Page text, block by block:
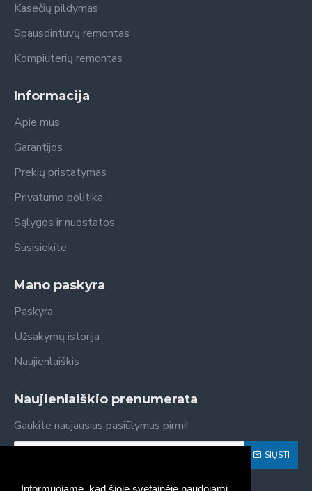
Kasečių pildymas
Spausdintuvų remontas
Kompiuterių remontas
Informacija
Apie mus
Garantijos
Prekių pristatymas
Privatumo politika
Sąlygos ir nuostatos
Susisiekite
Mano paskyra
Paskyra
Užsakymų istorija
Naujienlaiškis
Naujienlaiškio prenumerata
Gaukite naujausius pasiūlymus pirmi!
SIŲSTI
Susipažinau ir sutinku su Privatumo politika